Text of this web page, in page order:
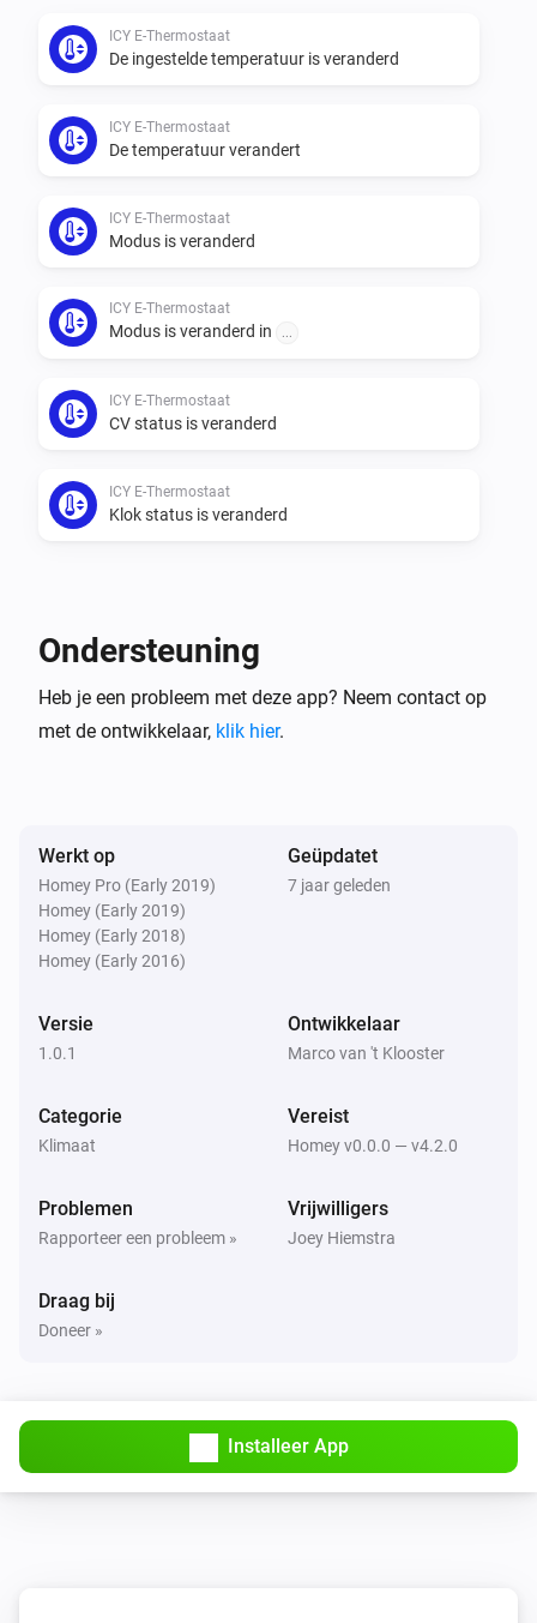
ICY E-Thermostaat
De ingestelde temperatuur is veranderd
ICY E-Thermostaat
De temperatuur verandert
ICY E-Thermostaat
Modus is veranderd
ICY E-Thermostaat
Modus is veranderd in
ICY E-Thermostaat
CV status is veranderd
ICY E-Thermostaat
Klok status is veranderd
ICY E-Thermostaat
Modus is ...
ICY E-Thermostaat
Dan...
ICY E-Thermostaat
Ondersteuning
Heb je een probleem met deze app? Neem contact op
met de ontwikkelaar, klik hier.
Werkt op
Homey Pro (Early 2019)
Homey (Early 2019)
Homey (Early 2018)
Homey (Early 2016)
Geüpdatet
7 jaar geleden
Versie
1.0.1
Ontwikkelaar
Marco van 't Klooster
Categorie
Klimaat
Vereist
Homey v0.0.0 — v4.2.0
Problemen
Rapporteer een probleem »
Vrijwilligers
Joey Hiemstra
Draag bij
Doneer »
Installeer App